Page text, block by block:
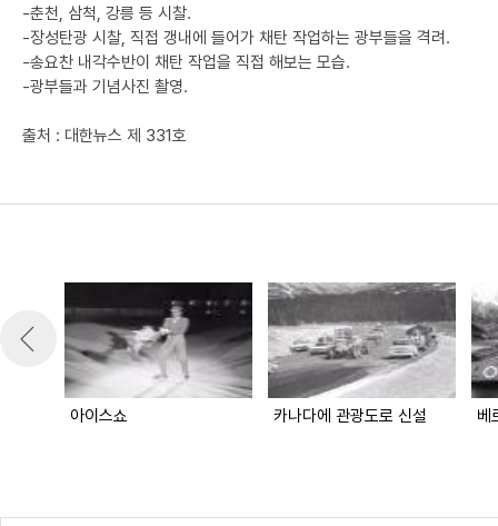
-춘천, 삼척, 강릉 등 시찰.
-장성탄광 시찰, 직접 갱내에 들어가 채탄 작업하는 광부들을 격려.
-송요찬 내각수반이 채탄 작업을 직접 해보는 모습.
-광부들과 기념사진 촬영.
출처 : 대한뉴스 제 331호
아이스쇼 카나다에 관광도로 신설 베